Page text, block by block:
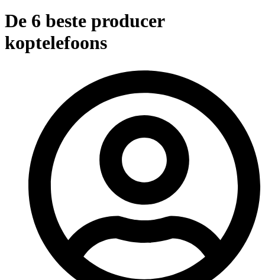
De 6 beste producer
koptelefoons